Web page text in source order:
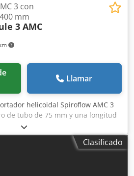
3 con
mm
3 AMC
Llamar
helicoidal Spiroflow AMC 3
de tubo de 75 mm y una longitud
en contacto con el producto son
La unidad está impulsada por un
1,5 kW que funciona a 400 V, 50
de 251 rpm. La unidad
unidad incluye una válvula de
Clasificado